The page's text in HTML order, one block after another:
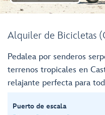
Alquiler de Bicicletas
Pedalea por senderos
terrenos tropicales en
relajante perfecta para
Puerto de escala